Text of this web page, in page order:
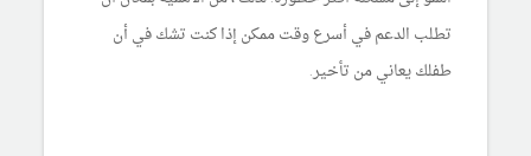
تطلب الدعم في أسرع وقت ممكن إذا كنت تشك في أن
طفلك يعاني من تأخير.